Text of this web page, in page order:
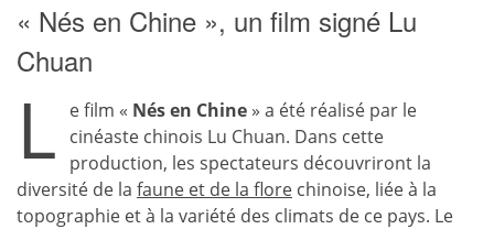
« Nés en Chine », un film signé Lu
Chuan
L e film « Nés en Chine » a été réalisé par le
cinéaste chinois Lu Chuan. Dans cette
production, les spectateurs découvriront la
diversité de la faune et de la flore chinoise, liée à la
topographie et à la variété des climats de ce pays. Le